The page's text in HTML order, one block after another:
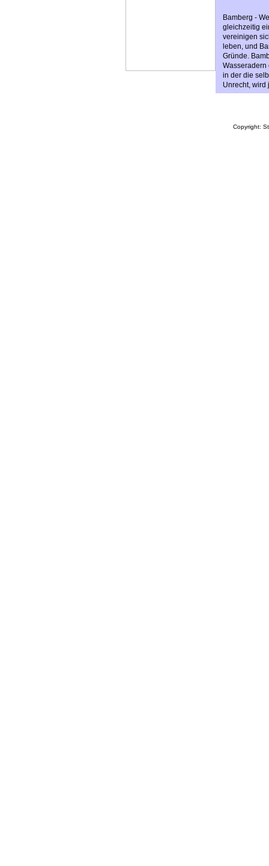
Bamberg -
gleichzeitig
vereinigen
leben, und
Gründe.
Wasseradern
in der die
Unrecht, wird
Copyright: